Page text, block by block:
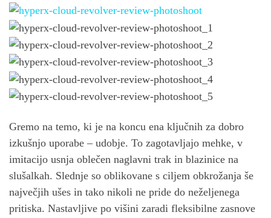
Gremo na temo, ki je na koncu ena ključnih za dobro
izkušnjo uporabe – udobje. To zagotavljajo mehke, v
imitacijo usnja oblečen naglavni trak in blazinice na
slušalkah. Slednje so oblikovane s ciljem obkrožanja še
največjih ušes in tako nikoli ne pride do neželjenega
pritiska. Nastavljive po višini zaradi fleksibilne zasnove